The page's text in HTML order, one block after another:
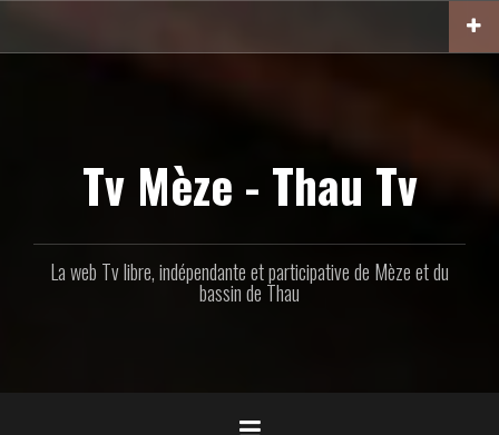
contenu
Tv Mèze - Thau Tv
La web Tv libre, indépendante et participative de Mèze et du
bassin de Thau